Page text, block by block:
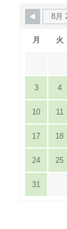
月 火
3 4
10 11
17 18
24 25
31